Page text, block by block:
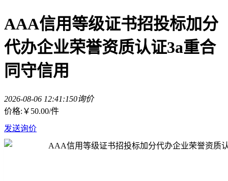
AAA信用等级证书招投标加分
代办企业荣誉资质认证3a重合
同守信用
2026-08-06 12:41:150询价
价格: ￥50.00/件
发送询价